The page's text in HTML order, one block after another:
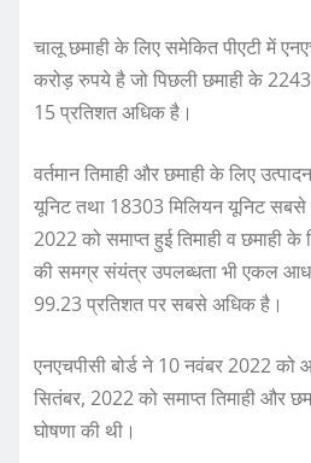
चालू छमाही के लिए समेकित पीएटी में
करोड़ रुपये है जो पिछली छमाही के
15 प्रतिशत अधिक है।
वर्तमान तिमाही और छमाही के लिए
यूनिट तथा 18303 मिलियन यूनिट सबसे
2022 को समाप्त हुई तिमाही व छमाही
की समग्र संयंत्र उपलब्धता भी एकल
99.23 प्रतिशत पर सबसे अधिक है।
एनएचपीसी बोर्ड ने 10 नवंबर 2022
सितंबर, 2022 को समाप्त तिमाही और
घोषणा की थी।